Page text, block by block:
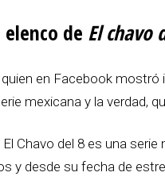
elenco de El chavo
en Facebook
mexicana y la verdad,
Chavo del 8 es una
y desde su fecha de